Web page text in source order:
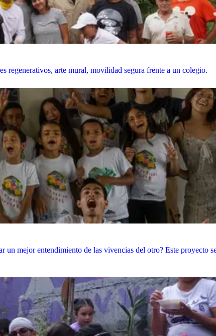
regenerativos, arte mural, movilidad segura frente a un colegio.
mejor entendimiento de las vivencias del otro? Este proyecto